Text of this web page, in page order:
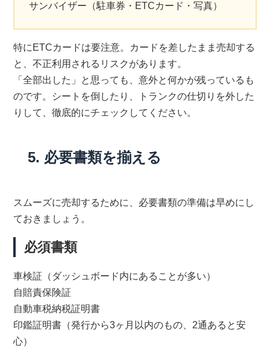
サンバイザー（駐車券・ETCカード・写真）
特にETCカードは要注意。カードを差したまま売却する
と、不正利用されるリスクがあります。
「全部出した」と思っても、意外と何かが残っているも
のです。シートを倒したり、トランクの仕切りを外した
りして、徹底的にチェックしてください。
5. 必要書類を揃える
スムーズに売却するために、必要書類の準備は早めにし
ておきましょう。
必須書類
車検証（ダッシュボード内にあることが多い）
自賠責保険証
自動車税納税証明書
印鑑証明書（発行から3ヶ月以内のもの、2通あると安
心）